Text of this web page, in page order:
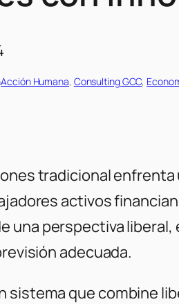
Acción Humana, Consulting GCC,
tradicional enfrenta
activos
una perspectiva
adecuada.
sistema que combine